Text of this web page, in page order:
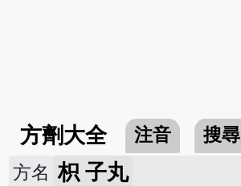
方劑大全 注音 搜尋
方名 枳 子丸